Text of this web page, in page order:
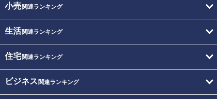
小売関連ランキング
生活関連ランキング
住宅関連ランキング
ビジネス 関連ランキング